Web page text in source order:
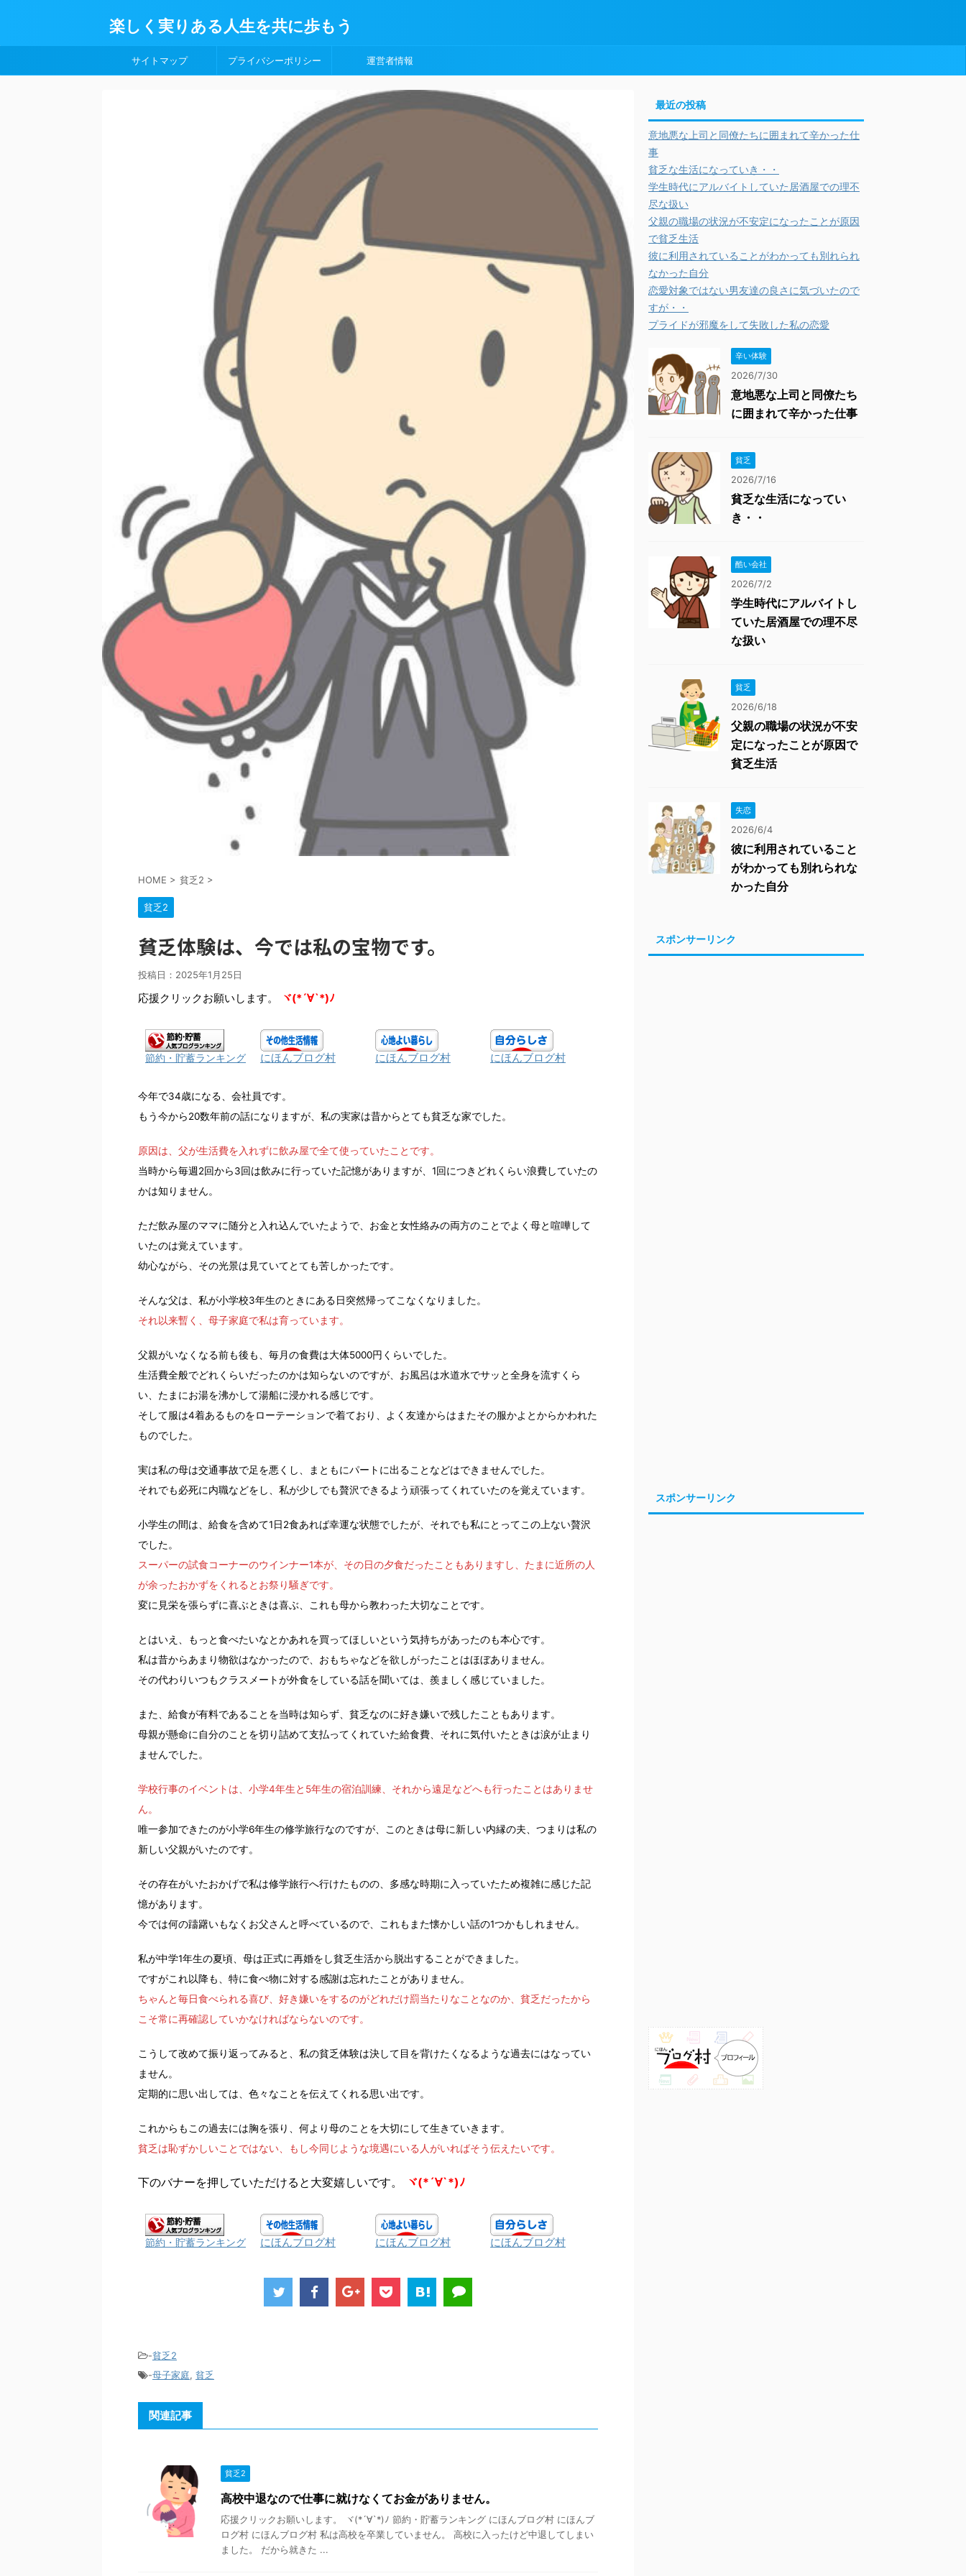
楽しく実りある人生を共に歩もう
サイトマップ プライバシーポリシー 運営者情報
HOME > 貧乏2 >
貧乏2
貧乏体験は、今では私の宝物です。
投稿日： 2025年1月25日
応援クリックお願いします。 ヾ(*´∀`*)ﾉ
節約・貯蓄ランキング にほんブログ村 にほんブログ村 にほんブログ村
今年で34歳になる、会社員です。
もう今から20数年前の話になりますが、私の実家は昔からとても貧乏な家でした。
原因は、父が生活費を入れずに飲み屋で全て使っていたことです。
当時から毎週2回から3回は飲みに行っていた記憶がありますが、1回につきどれくらい浪費していたの
かは知りません。
ただ飲み屋のママに随分と入れ込んでいたようで、お金と女性絡みの両方のことでよく母と喧嘩して
いたのは覚えています。
幼心ながら、その光景は見ていてとても苦しかったです。
そんな父は、私が小学校3年生のときにある日突然帰ってこなくなりました。
それ以来暫く、母子家庭で私は育っています。
父親がいなくなる前も後も、毎月の食費は大体5000円くらいでした。
生活費全般でどれくらいだったのかは知らないのですが、お風呂は水道水でサッと全身を流すくら
い、たまにお湯を沸かして湯船に浸かれる感じです。
そして服は4着あるものをローテーションで着ており、よく友達からはまたその服かよとからかわれた
ものでした。
実は私の母は交通事故で足を悪くし、まともにパートに出ることなどはできませんでした。
それでも必死に内職などをし、私が少しでも贅沢できるよう頑張ってくれていたのを覚えています。
小学生の間は、給食を含めて1日2食あれば幸運な状態でしたが、それでも私にとってこの上ない贅沢
でした。
スーパーの試食コーナーのウインナー1本が、その日の夕食だったこともありますし、たまに近所の人
が余ったおかずをくれるとお祭り騒ぎです。
変に見栄を張らずに喜ぶときは喜ぶ、これも母から教わった大切なことです。
とはいえ、もっと食べたいなとかあれを買ってほしいという気持ちがあったのも本心です。
私は昔からあまり物欲はなかったので、おもちゃなどを欲しがったことはほぼありません。
その代わりいつもクラスメートが外食をしている話を聞いては、羨ましく感じていました。
また、給食が有料であることを当時は知らず、貧乏なのに好き嫌いで残したこともあります。
母親が懸命に自分のことを切り詰めて支払ってくれていた給食費、それに気付いたときは涙が止まり
ませんでした。
学校行事のイベントは、小学4年生と5年生の宿泊訓練、それから遠足などへも行ったことはありませ
ん。
唯一参加できたのが小学6年生の修学旅行なのですが、このときは母に新しい内縁の夫、つまりは私の
新しい父親がいたのです。
その存在がいたおかげで私は修学旅行へ行けたものの、多感な時期に入っていたため複雑に感じた記
憶があります。
今では何の躊躇いもなくお父さんと呼べているので、これもまた懐かしい話の1つかもしれません。
私が中学1年生の夏頃、母は正式に再婚をし貧乏生活から脱出することができました。
ですがこれ以降も、特に食べ物に対する感謝は忘れたことがありません。
ちゃんと毎日食べられる喜び、好き嫌いをするのがどれだけ罰当たりなことなのか、貧乏だったから
こそ常に再確認していかなければならないのです。
こうして改めて振り返ってみると、私の貧乏体験は決して目を背けたくなるような過去にはなってい
ません。
定期的に思い出しては、色々なことを伝えてくれる思い出です。
これからもこの過去には胸を張り、何より母のことを大切にして生きていきます。
貧乏は恥ずかしいことではない、もし今同じような境遇にいる人がいればそう伝えたいです。
下のバナーを押していただけると大変嬉しいです。 ヾ(*´∀`*)ﾉ
節約・貯蓄ランキング にほんブログ村 にほんブログ村 にほんブログ村
-貧乏2
-母子家庭, 貧乏
関連記事
貧乏2
高校中退なので仕事に就けなくてお金がありません。
応援クリックお願いします。 ヾ(*´∀`*)ﾉ 節約・貯蓄ランキング にほんブログ村 にほんブ
ログ村 にほんブログ村 私は高校を卒業していません。 高校に入ったけど中退してしまい
ました。 だから就きた ...
最近の投稿
意地悪な上司と同僚たちに囲まれて辛かった仕
事
貧乏な生活になっていき・・
学生時代にアルバイトしていた居酒屋での理不
尽な扱い
父親の職場の状況が不安定になったことが原因
で貧乏生活
彼に利用されていることがわかっても別れられ
なかった自分
恋愛対象ではない男友達の良さに気づいたので
すが・・
プライドが邪魔をして失敗した私の恋愛
辛い体験
2026/7/30
意地悪な上司と同僚たち
に囲まれて辛かった仕事
貧乏
2026/7/16
貧乏な生活になってい
き・・
酷い会社
2026/7/2
学生時代にアルバイトし
ていた居酒屋での理不尽
な扱い
貧乏
2026/6/18
父親の職場の状況が不安
定になったことが原因で
貧乏生活
失恋
2026/6/4
彼に利用されていること
がわかっても別れられな
かった自分
スポンサーリンク
スポンサーリンク